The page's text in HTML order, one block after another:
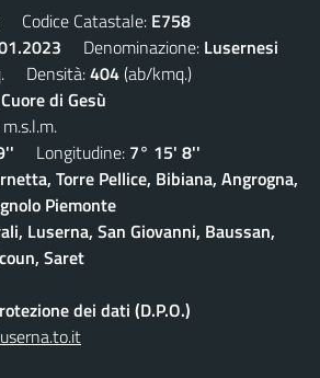
Codice Catastale: E758
Denominazione: Lusernesi
Densità:404(ab/kmq.)
di Gesù
m.s.l.m.
Longitudine: 7° 15' 8''
Torre Pellice, Bibiana, Angrogna,
Piemonte
Luserna, San Giovanni, Baussan,
Saret
dei dati (D.P.O.)